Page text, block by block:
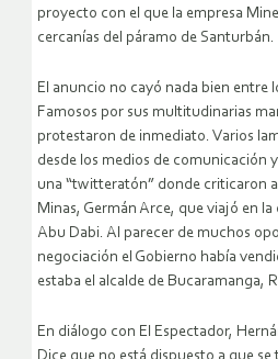
proyecto con el que la empresa
cercanías del páramo de Santurbán.
El anuncio no cayó nada bien entre
Famosos por sus multitudinarias
protestaron de inmediato. Varios
desde los medios de comunicación
una “twitteratón” donde criticaron
Minas, Germán Arce, que viajó en
Abu Dabi. Al parecer de muchos
negociación el Gobierno había
estaba el alcalde de Bucaramanga,
En diálogo con El Espectador,